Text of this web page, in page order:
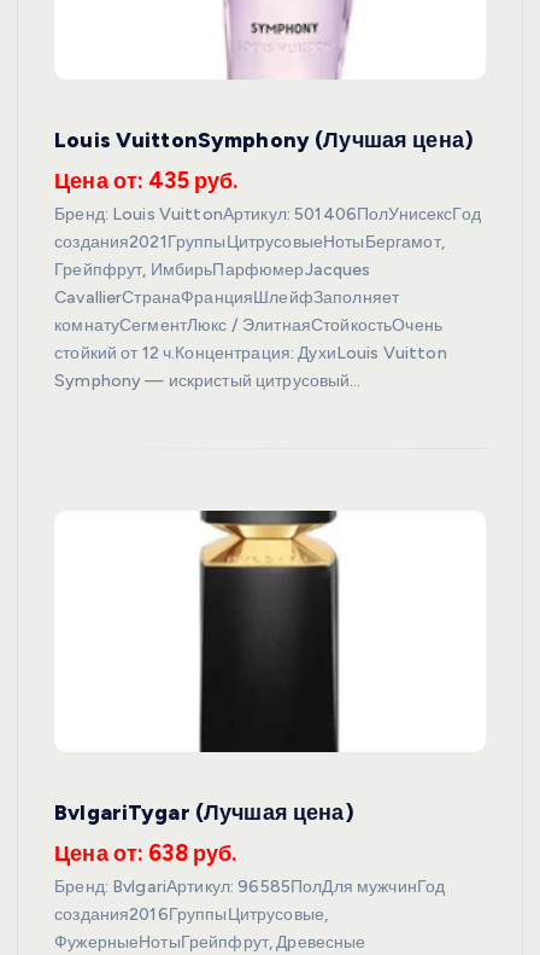
Louis VuittonSymphony (Лучшая цена)
Цена от: 435 руб.
Бренд: Louis VuittonАртикул: 501406ПолУнисексГод
создания2021ГруппыЦитрусовыеНотыБергамот,
Грейпфрут, ИмбирьПарфюмерJacques
CavallierСтранаФранцияШлейфЗаполняет
комнатуСегментЛюкс / ЭлитнаяСтойкостьОчень
стойкий от 12 ч.Концентрация: ДухиLouis Vuitton
Symphony — искристый цитрусовый…
BvlgariTygar (Лучшая цена)
Цена от: 638 руб.
Бренд: BvlgariАртикул: 96585ПолДля мужчинГод
создания2016ГруппыЦитрусовые,
ФужерныеНотыГрейпфрут, Древесные